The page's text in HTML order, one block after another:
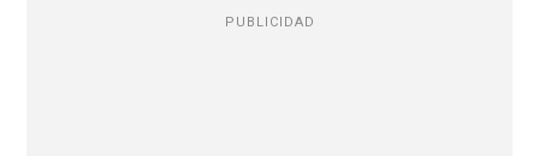
PUBLICIDAD